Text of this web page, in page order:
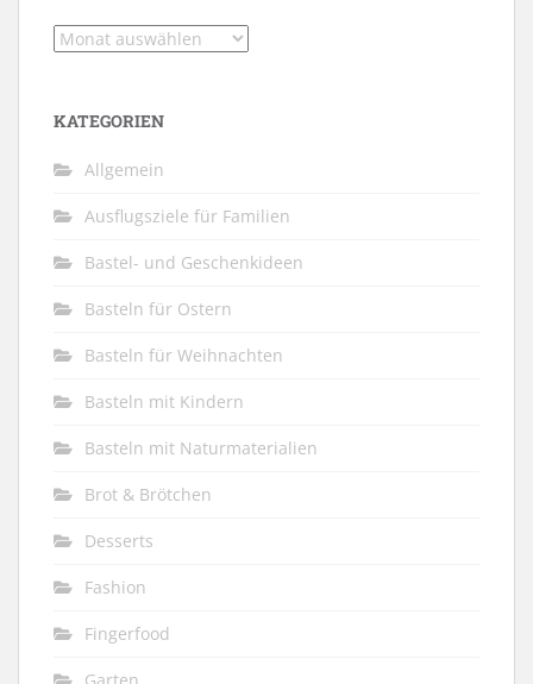
Archiv
KATEGORIEN
Allgemein
Ausflugsziele für Familien
Bastel- und Geschenkideen
Basteln für Ostern
Basteln für Weihnachten
Basteln mit Kindern
Basteln mit Naturmaterialien
Brot & Brötchen
Desserts
Fashion
Fingerfood